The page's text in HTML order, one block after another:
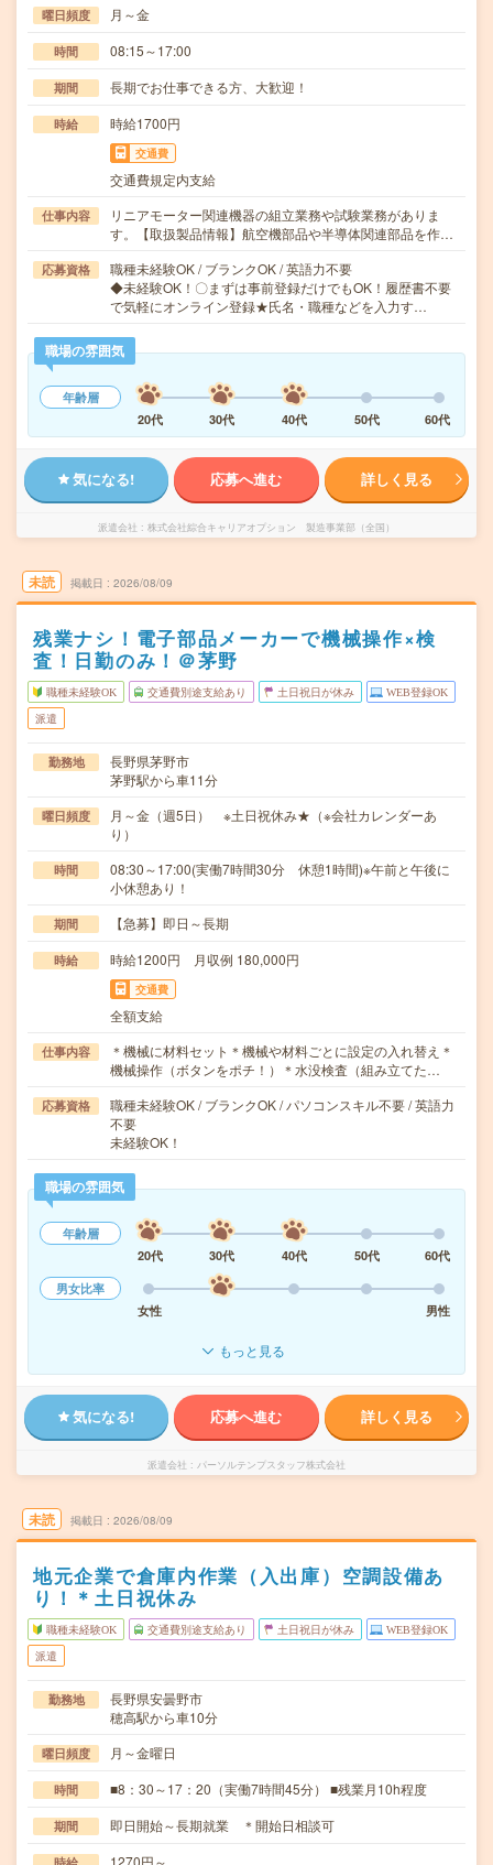
曜日頻度 月～金
時間 08:15～17:00
期間 長期でお仕事できる方、大歓迎！
時給 時給1700円
交通費
交通費規定内支給
仕事内容
リニアモーター関連機器の組立業務や試験業務がありま
す。【取扱製品情報】航空機部品や半導体関連部品を作…
応募資格
職種未経験OK / ブランクOK / 英語力不要
◆未経験OK！〇まずは事前登録だけでもOK！履歴書不要
で気軽にオンライン登録★氏名・職種などを入力す…
職場の雰囲気
年齢層
20代
30代 40代 50代 60代
気になる! 応募へ進む 詳しく見る
派遣会社 株式会社綜合キャリアオプション 製造事業部（全国）
未読 掲載日 2026/08/09
残業ナシ！電子部品メーカーで機械操作×検
査！日勤のみ！＠茅野
職種未経験OK 交通費別途支給あり 土日祝日が休み WEB登録OK
派遣
勤務地
長野県茅野市
茅野駅から車11分
曜日頻度
月～金（週5日） ※土日祝休み★（※会社カレンダーあ
り）
時間
08:30～17:00(実働7時間30分 休憩1時間)※午前と午後に
小休憩あり！
期間 【急募】即日～長期
時給 時給1200円 月収例 180,000円
交通費
全額支給
仕事内容
＊機械に材料セット＊機械や材料ごとに設定の入れ替え＊
機械操作（ボタンをポチ！）＊水没検査（組み立てた…
応募資格
職種未経験OK / ブランクOK / パソコンスキル不要 / 英語力
不要
未経験OK！
職場の雰囲気
年齢層
20代
30代 40代 50代
60代
男女比率
女性
男性
もっと見る
気になる! 応募へ進む 詳しく見る
派遣会社 パーソルテンプスタッフ株式会社
未読 掲載日 2026/08/09
地元企業で倉庫内作業（入出庫）空調設備あ
り！＊土日祝休み
職種未経験OK 交通費別途支給あり 土日祝日が休み WEB登録OK
派遣
勤務地
長野県安曇野市
穂高駅から車10分
曜日頻度 月～金曜日
時間 ■8：30～17：20（実働7時間45分） ■残業月10h程度
期間 即日開始～長期就業 ＊開始日相談可
1270円～